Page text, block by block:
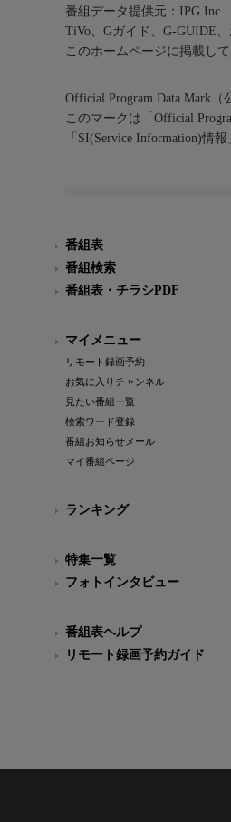
番組データ提供元：IPG Inc.
TiVo、Gガイド、G-GUIDE
このホームページに掲載し
Official Program Data Mark（
このマークは「Official
「SI(Service Information)情
番組表
番組検索
番組表・チラシPDF
マイメニュー
リモート録画予約
お気に入りチャンネル
見たい番組一覧
検索ワード登録
番組お知らせメール
マイ番組ページ
ランキング
特集一覧
フォトインタビュー
番組表ヘルプ
リモート録画予約ガイド